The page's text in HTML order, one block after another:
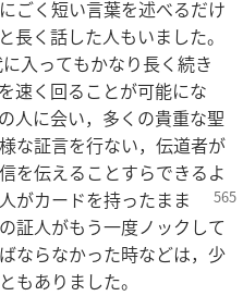
ごく短い言葉を述べるだけ
長く話した人もいました。
入ってもかなり長く続き
速く回ることが可能にな
人に会い，多くの貴重な聖
な証言を行ない，伝道者が
を伝えることすらできるよ
がカードを持ったまま
証人がもう一度ノックして
ならなかった時などは，少
もありました。